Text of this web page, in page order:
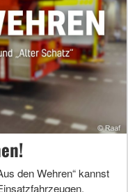
den Wehren“ kannst